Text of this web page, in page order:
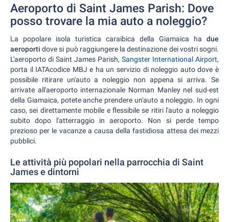
Aeroporto di Saint James Parish: Dove
posso trovare la mia auto a noleggio?
La popolare isola turistica caraibica della Giamaica ha due
aeroporti dove si può raggiungere la destinazione dei vostri sogni.
L'aeroporto di Saint James Parish, Sangster International Airport,
porta il IATAcodice MBJ e ha un servizio di noleggio auto dove è
possibile ritirare un'auto a noleggio non appena si arriva. Se
arrivate all'aeroporto internazionale Norman Manley nel sud-est
della Giamaica, potete anche prendere un'auto a noleggio. In ogni
caso, sei direttamente mobile e flessibile se ritiri l'auto a noleggio
subito dopo l'atterraggio in aeroporto. Non si perde tempo
prezioso per le vacanze a causa della fastidiosa attesa dei mezzi
pubblici.
Le attività più popolari nella parrocchia di Saint
James e dintorni